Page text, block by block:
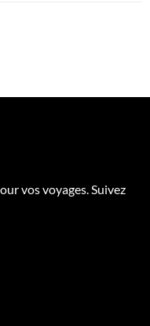
vos voyages. Suivez